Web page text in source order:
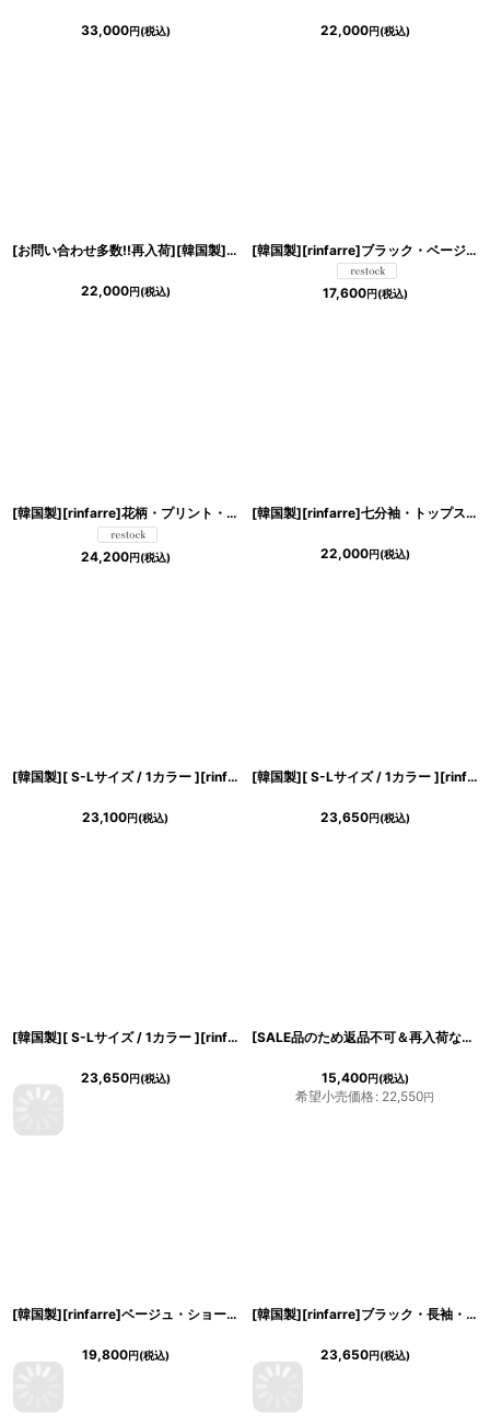
33,000円(税込) 22,000円(税込)
[お問い合わせ多数!!再入荷][韓国製][rinfarre] フラワー総レース・五分袖・エレガンス・Vネック・タイト・ミディアムドレス・ワンピース[山崎みどり・薗田杏奈着用][送料無料]mylu
22,000円(税込)
[韓国製][rinfarre]ブラック・ベージュ・花柄 エレガント・Vネック・カシュクール・七分袖・マキシ・ロングドレス・ラップ・ワンピース[奈月セナ・山崎みどり着用][送料無料]mybkcm
17,600円(税込)
[韓国製][rinfarre]花柄・プリント・ホルターネック・胸元プリーツ・マルチカラー・Aライン・ノースリーブ・ロングドレス・ワンピース[山崎みどり・奈月セナ着用][送料無料]《送料＆代引き手数料無料》mynv
24,200円(税込)
[韓国製][rinfarre]七分袖・トップスリボン・ブラック×ベージュ・リボンポイント・タイト・ミディアムドレス・ワンピース[山崎みどり着用]《送料＆代引き手数料無料》
22,000円(税込)
[韓国製][ S-Lサイズ / 1カラー ][rinfarre]ゴールド・襟付き・ウエストリボン・ボタン・長袖・マキシドレス・ロング・ワンピース[奈月セナ着用][送料無料]
23,100円(税込)
[韓国製][ S-Lサイズ / 1カラー ][rinfarre]ピンク・七分袖・胸元カット・ウエストリボン・タイト・ミディアムドレス・ワンピース[薗田杏奈着用][送料無料]
23,650円(税込)
[韓国製][ S-Lサイズ / 1カラー ][rinfarre]ブラック×ベージュ・バイカラー・ミディ丈・七分袖・ミディアムドレス[奈月セナちゃん着用]代引き手数料・送料無料
23,650円(税込)
[SALE品のため返品不可＆再入荷なしの現品限り][韓国製][rinfarre]ノースリーブ・ワインレッド・ベルト・Aライン・ミディアムドレス・ワンピース[黒木麗奈着用][送料無料]
15,400円(税込)
希望小売価格: 22,550円
[韓国製][rinfarre]ベージュ・ショート丈・ツイード・お花ボタン・赤ライン・七分袖・ビジュー・ジャケット・アウター[送料無料]
19,800円(税込)
[韓国製][rinfarre]ブラック・長袖・凹凸ジャカード・ベルトデザイン・スクエアネック・タイト・ミディアムドレス・ワンピース[奈月セナ着用][送料無料]
23,650円(税込)